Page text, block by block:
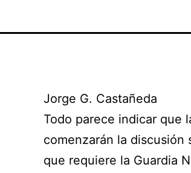
Jorge G. Castañeda
Todo parece indicar que
comenzarán la
que requiere la Guardia